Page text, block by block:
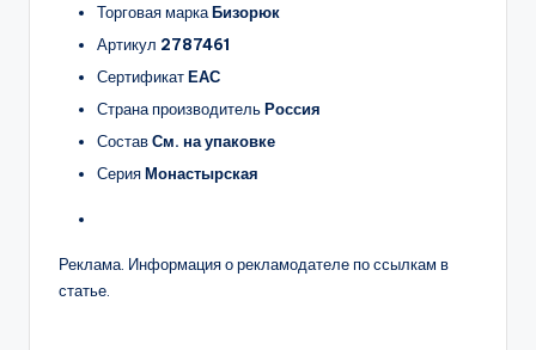
Торговая маркаБизорюк
Артикул 2787461
СертификатЕАС
Страна производительРоссия
СоставСм. на упаковке
СерияМонастырская
Реклама. Информация о рекламодателе по ссылкам в
статье.